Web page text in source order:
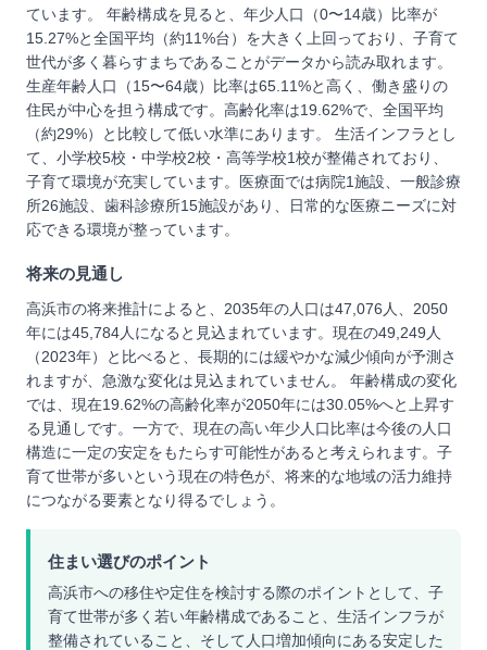
ています。 年齢構成を見ると、年少人口（0〜14歳）比率が
15.27%と全国平均（約11%台）を大きく上回っており、子育て
世代が多く暮らすまちであることがデータから読み取れます。
生産年齢人口（15〜64歳）比率は65.11%と高く、働き盛りの
住民が中心を担う構成です。高齢化率は19.62%で、全国平均
（約29%）と比較して低い水準にあります。 生活インフラとし
て、小学校5校・中学校2校・高等学校1校が整備されており、
子育て環境が充実しています。医療面では病院1施設、一般診療
所26施設、歯科診療所15施設があり、日常的な医療ニーズに対
応できる環境が整っています。
将来の見通し
高浜市の将来推計によると、2035年の人口は47,076人、2050
年には45,784人になると見込まれています。現在の49,249人
（2023年）と比べると、長期的には緩やかな減少傾向が予測さ
れますが、急激な変化は見込まれていません。 年齢構成の変化
では、現在19.62%の高齢化率が2050年には30.05%へと上昇す
る見通しです。一方で、現在の高い年少人口比率は今後の人口
構造に一定の安定をもたらす可能性があると考えられます。子
育て世帯が多いという現在の特色が、将来的な地域の活力維持
につながる要素となり得るでしょう。
住まい選びのポイント
高浜市への移住や定住を検討する際のポイントとして、子
育て世帯が多く若い年齢構成であること、生活インフラが
整備されていること、そして人口増加傾向にある安定した